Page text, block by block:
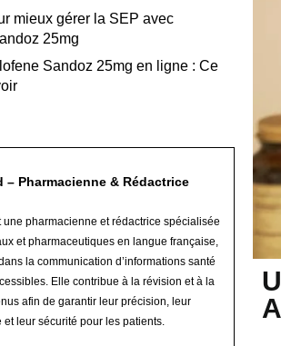
mieux gérer la SEP avec
25mg
Sandoz 25mg en ligne : Ce
– Pharmacienne & Rédactrice
une pharmacienne et rédactrice spécialisée
et pharmaceutiques en langue française,
la communication d’informations santé
Elle contribue à la révision et à la
afin de garantir leur précision, leur
leur sécurité pour les patients.